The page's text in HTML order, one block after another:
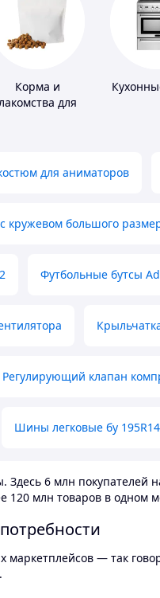
Корма и
для
для аниматоров
кружевом большого
Футбольные бутсы
Регулирующий клапан
Шины легковые бу
6 млн покупателей
120 млн товаров в одном
маркетплейсов — так